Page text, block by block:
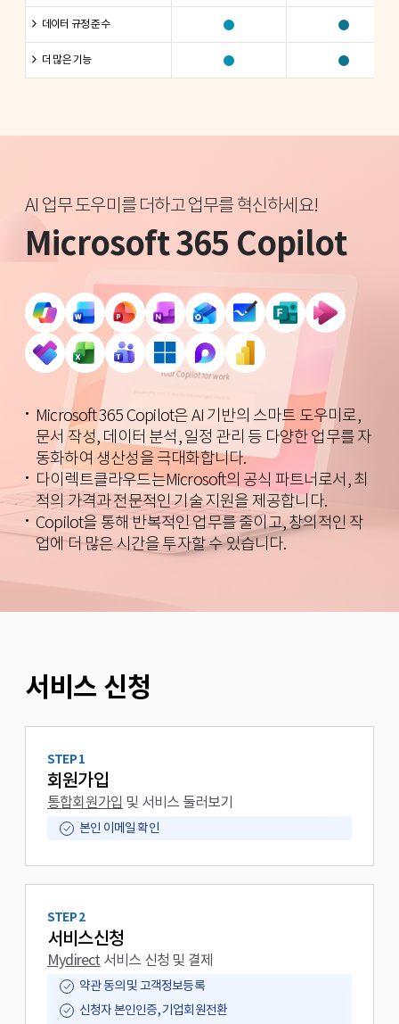
데이터 규정 준수
더 많은 기능
AI 업무 도우미를 더하고 업무를 혁신하세요!
Microsoft 365 Copilot
Microsoft 365 Copilot은 AI 기반의 스마트 도우미로,
문서 작성, 데이터 분석, 일정 관리 등 다양한 업무를 자
동화하여 생산성을 극대화합니다.
다이렉트클라우드는Microsoft의 공식 파트너로서, 최
적의 가격과 전문적인 기술 지원을 제공합니다.
Copilot을 통해 반복적인 업무를 줄이고, 창의적인 작
업에 더 많은 시간을 투자할 수 있습니다.
서비스 신청
STEP 1
회원가입
통합회원가입 및 서비스 둘러보기
본인 이메일 확인
STEP 2
서비스신청
Mydirect서비스 신청 및 결제
약관 동의 및 고객정보등록
신청자 본인인증, 기업회원전환